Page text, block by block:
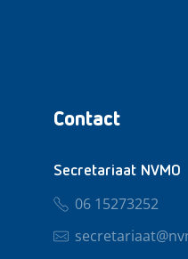
Contact
Secretariaat NVMO
06 15273252